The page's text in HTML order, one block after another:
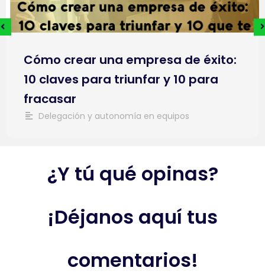
Cómo crear una empresa de éxito:
10 claves para triunfar y 10 para
fracasar
Delegación y autonomía en equipos
¿Y tú qué opinas?
¡Déjanos aquí tus
comentarios!